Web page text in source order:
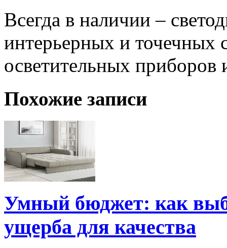
Всегда в наличии –
интерьерных и точечных
осветительных приборов
Похожие записи
Умный бюджет: как
ущерба для качества